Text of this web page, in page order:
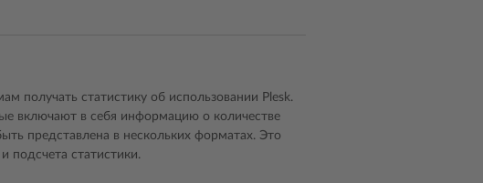
получать статистику об использовании Plesk.
включают в себя информацию о количестве
представлена в нескольких форматах. Это
статистики.